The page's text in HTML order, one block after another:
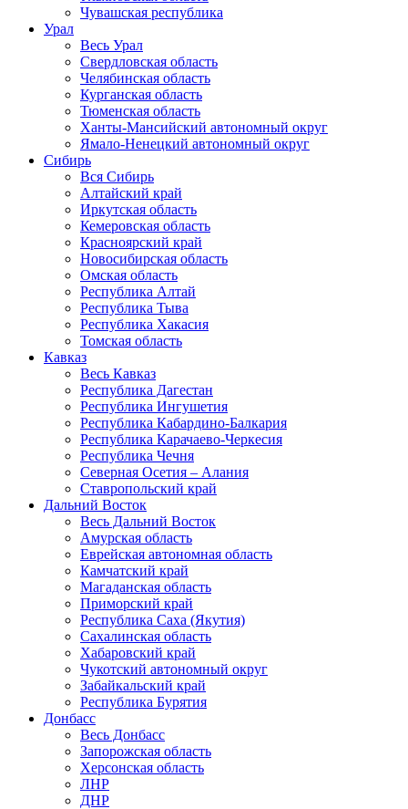
Чувашская республика
Урал
Весь Урал
Свердловская область
Челябинская область
Курганская область
Тюменская область
Ханты-Мансийский автономный округ
Ямало-Ненецкий автономный округ
Сибирь
Вся Сибирь
Алтайский край
Иркутская область
Кемеровская область
Красноярский край
Новосибирская область
Омская область
Республика Алтай
Республика Тыва
Республика Хакасия
Томская область
Кавказ
Весь Кавказ
Республика Дагестан
Республика Ингушетия
Республика Кабардино-Балкария
Республика Карачаево-Черкесия
Республика Чечня
Северная Осетия – Алания
Ставропольский край
Дальний Восток
Весь Дальний Восток
Амурская область
Еврейская автономная область
Камчатский край
Магаданская область
Приморский край
Республика Саха (Якутия)
Сахалинская область
Хабаровский край
Чукотский автономный округ
Забайкальский край
Республика Бурятия
Донбасс
Весь Донбасс
Запорожская область
Херсонская область
ЛНР
ДНР